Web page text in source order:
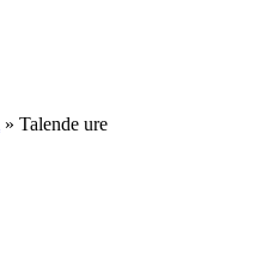
» Talende ure